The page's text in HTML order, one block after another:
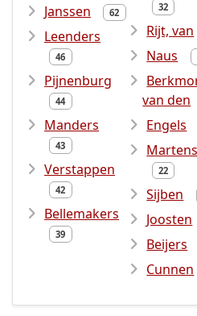
Janssen 62
Leenders
46
Pijnenburg
44
Manders
43
Verstappen
42
Bellemakers
39
32
Rijt, van
Naus
van den
Engels
Martens
22
Sijben
Joosten
Beijers
Cunnen